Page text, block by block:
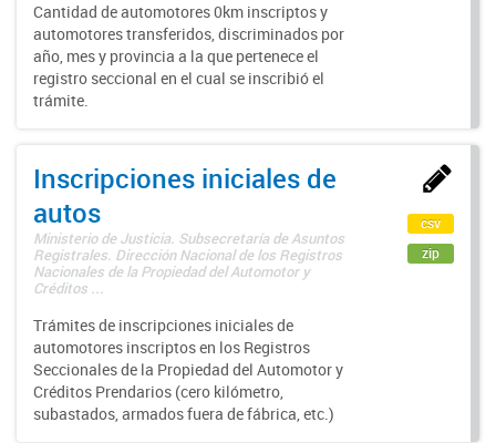
Cantidad de automotores 0km inscriptos y
automotores transferidos, discriminados por
año, mes y provincia a la que pertenece el
registro seccional en el cual se inscribió el
trámite.
Inscripciones iniciales de
autos
Ministerio de Justicia. Subsecretaría de Asuntos
Registrales. Dirección Nacional de los Registros
Nacionales de la Propiedad del Automotor y
Créditos ...
Trámites de inscripciones iniciales de
automotores inscriptos en los Registros
Seccionales de la Propiedad del Automotor y
Créditos Prendarios (cero kilómetro,
subastados, armados fuera de fábrica, etc.)
csv
zip